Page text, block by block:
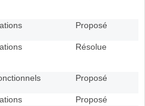
Proposé
Résolue
Proposé
Proposé